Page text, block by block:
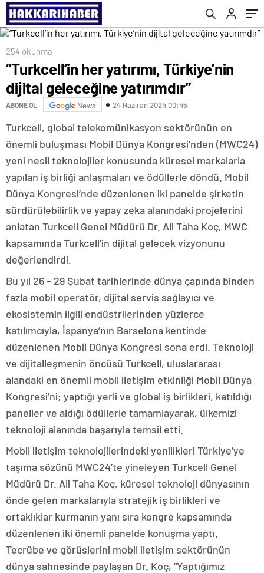
254 okunma
“Turkcell’in her yatırımı, Türkiye’nin
dijital geleceğine yatırımdır”
ABONE OL News 24 Haziran 2024 00:45
Turkcell, global telekomünikasyon sektörünün en
önemli buluşması Mobil Dünya Kongresi’nden (MWC24)
yeni nesil teknolojiler konusunda küresel markalarla
yapılan iş birliği anlaşmaları ve ödüllerle döndü. Mobil
Dünya Kongresi’nde düzenlenen iki panelde şirketin
sürdürülebilirlik ve yapay zeka alanındaki projelerini
anlatan Turkcell Genel Müdürü Dr. Ali Taha Koç, MWC
kapsamında Turkcell’in dijital gelecek vizyonunu
değerlendirdi.
Bu yıl 26 – 29 Şubat tarihlerinde dünya çapında binden
fazla mobil operatör, dijital servis sağlayıcı ve
ekosistemin ilgili endüstrilerinden yüzlerce
katılımcıyla, İspanya’nın Barselona kentinde
düzenlenen Mobil Dünya Kongresi sona erdi. Teknoloji
ve dijitalleşmenin öncüsü Turkcell, uluslararası
alandaki en önemli mobil iletişim etkinliği Mobil Dünya
Kongresi’ni; yaptığı yerli ve global iş birlikleri, katıldığı
paneller ve aldığı ödüllerle tamamlayarak, ülkemizi
teknoloji alanında başarıyla temsil etti.
Mobil iletişim teknolojilerindeki yenilikleri Türkiye’ye
taşıma sözünü MWC24’te yineleyen Turkcell Genel
Müdürü Dr. Ali Taha Koç, küresel teknoloji dünyasının
önde gelen markalarıyla stratejik iş birlikleri ve
ortaklıklar kurmanın yanı sıra kongre kapsamında
düzenlenen iki önemli panelde konuşma yaptı.
Tecrübe ve görüşlerini mobil iletişim sektörünün
dünya sahnesinde paylaşan Dr. Koç, “Yaptığımız